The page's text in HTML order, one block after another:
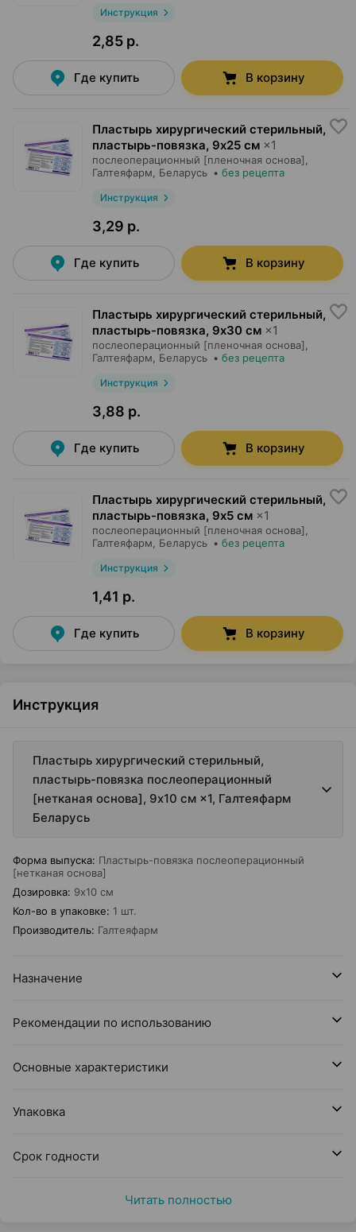
Инструкция
2,85 р.
Где купить В корзину
Пластырь хирургический стерильный,
пластырь-повязка, 9х25 см ×1
послеоперационный [пленочная основа],
Галтеяфарм , Беларусь • без рецепта
Инструкция
3,29 р.
Где купить В корзину
Пластырь хирургический стерильный,
пластырь-повязка, 9х30 см ×1
послеоперационный [пленочная основа],
Галтеяфарм , Беларусь • без рецепта
Инструкция
3,88 р.
Где купить В корзину
Пластырь хирургический стерильный,
пластырь-повязка, 9х5 см ×1
послеоперационный [пленочная основа],
Галтеяфарм , Беларусь • без рецепта
Инструкция
1,41 р.
Где купить В корзину
Инструкция
Пластырь хирургический стерильный,
пластырь-повязка послеоперационный
[нетканая основа], 9х10 см ×1, Галтеяфарм
Беларусь
Форма выпуска: Пластырь-повязка послеоперационный
[нетканая основа]
Дозировка: 9х10 см
Кол-во в упаковке: 1 шт.
Производитель: Галтеяфарм
Назначение
Рекомендации по использованию
Основные характеристики
Упаковка
Срок годности
Читать полностью